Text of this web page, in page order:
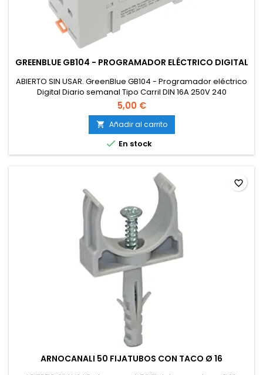
GREENBLUE GB104 - PROGRAMADOR ELÉCTRICO DIGITAL
ABIERTO SIN USAR. GreenBlue GB104 - Programador eléctrico
Digital Diario semanal Tipo Carril DIN 16A 250V 240
programas (1)
5,00 €
 Añadir al carrito
 En stock
ARNOCANALI 50 FIJATUBOS CON TACO Ø 16
favorite_border